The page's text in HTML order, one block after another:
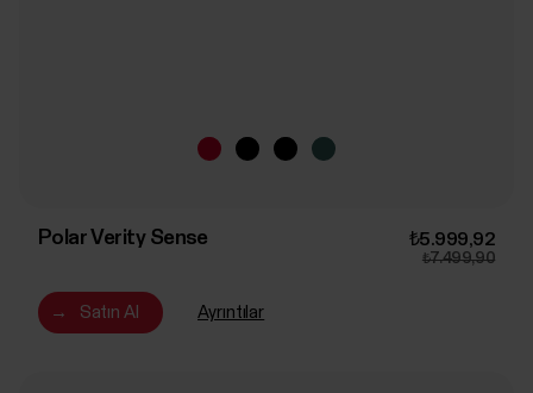
Polar Verity Sense ₺5.999,92
₺7.499,90
→ Satın Al Ayrıntılar